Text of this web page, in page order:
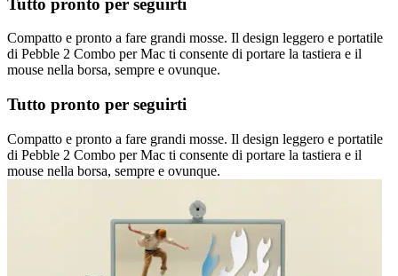
Compatto e pronto a fare grandi mosse. Il design leggero e portatile
di Pebble 2 Combo per Mac ti consente di portare la tastiera e il
mouse nella borsa, sempre e ovunque.
Tutto pronto per seguirti
Compatto e pronto a fare grandi mosse. Il design leggero e portatile
di Pebble 2 Combo per Mac ti consente di portare la tastiera e il
mouse nella borsa, sempre e ovunque.